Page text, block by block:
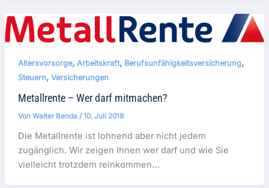
Altersvorsorge, Arbeitskraft, Berufsunfähigkeitsversicherung,
Steuern, Versicherungen
Metallrente – Wer darf mitmachen?
Von Walter Benda /10. Juli 2018
Die Metallrente ist lohnend aber nicht jedem
zugänglich. Wir zeigen Ihnen wer darf und wie Sie
vielleicht trotzdem reinkommen…